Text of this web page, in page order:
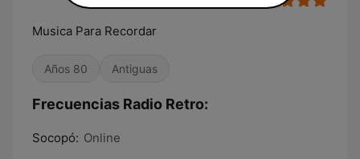
Musica Para Recordar
Años 80 Antiguas
Frecuencias Radio Retro:
Socopó: Online